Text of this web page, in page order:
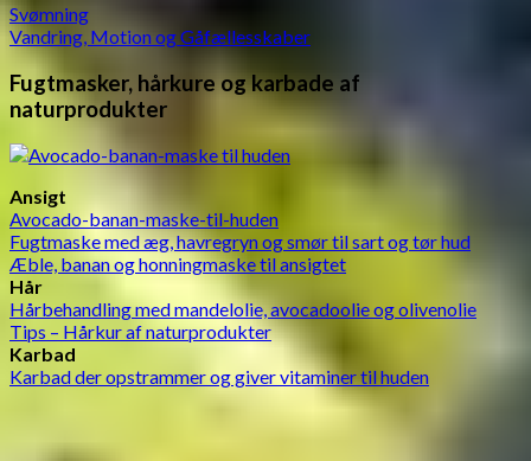
Svømning
Vandring, Motion og Gåfællesskaber
Fugtmasker, hårkure og karbade af
naturprodukter
Ansigt
Avocado-banan-maske-til-huden
Fugtmaske med æg, havregryn og smør til sart og tør hud
Æble, banan og honningmaske til ansigtet
Hår
Hårbehandling med mandelolie, avocadoolie og olivenolie
Tips – Hårkur af naturprodukter
Karbad
Karbad der opstrammer og giver vitaminer til huden